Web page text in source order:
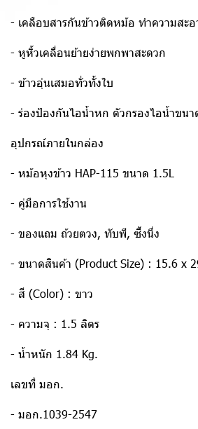
- เคลือบสารกันข้าวติดหม้อ ทำความสะอ
- หูหิ้วเคลื่อนย้ายง่ายพกพาสะดวก
- ข้าวอุ่นเสมอทั่วทั้งใบ
- ร่องป้องกันไอน้ำหก ตัวกรองไอน้ำขน
อุปกรณ์ภายในกล่อง
- หม้อหุงข้าว HAP-115 ขนาด 1.5L
- คู่มือการใช้งาน
- ของแถม ถ้วยตวง, ทับพี, ซึ้งนึ่ง
- ขนาดสินค้า (Product Size) : 15.6 x
- สี (Color) : ขาว
- ความจุ : 1.5 ลิตร
- น้ำหนัก 1.84 Kg.
เลขที่ มอก.
- มอก.1039-2547